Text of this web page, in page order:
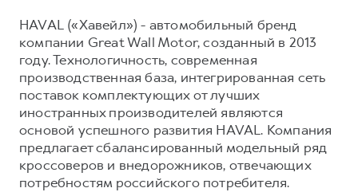
HAVAL («Хавейл») - автомобильный бренд
компании Great Wall Motor, созданный в 2013
году. Технологичность, современная
производственная база, интегрированная сеть
поставок комплектующих от лучших
иностранных производителей являются
основой успешного развития HAVAL. Компания
предлагает сбалансированный модельный ряд
кроссоверов и внедорожников, отвечающих
потребностям российского потребителя.